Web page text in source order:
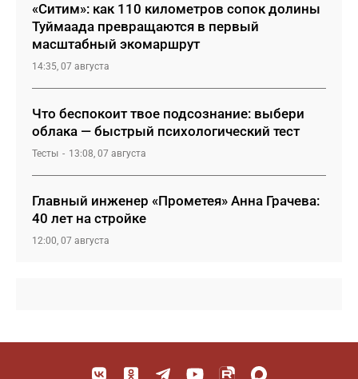
«Ситим»: как 110 километров сопок долины
Туймаада превращаются в первый
масштабный экомаршрут
14:35, 07 августа
Что беспокоит твое подсознание: выбери
облака — быстрый психологический тест
Тесты 13:08, 07 августа
Главный инженер «Прометея» Анна Грачева:
40 лет на стройке
12:00, 07 августа